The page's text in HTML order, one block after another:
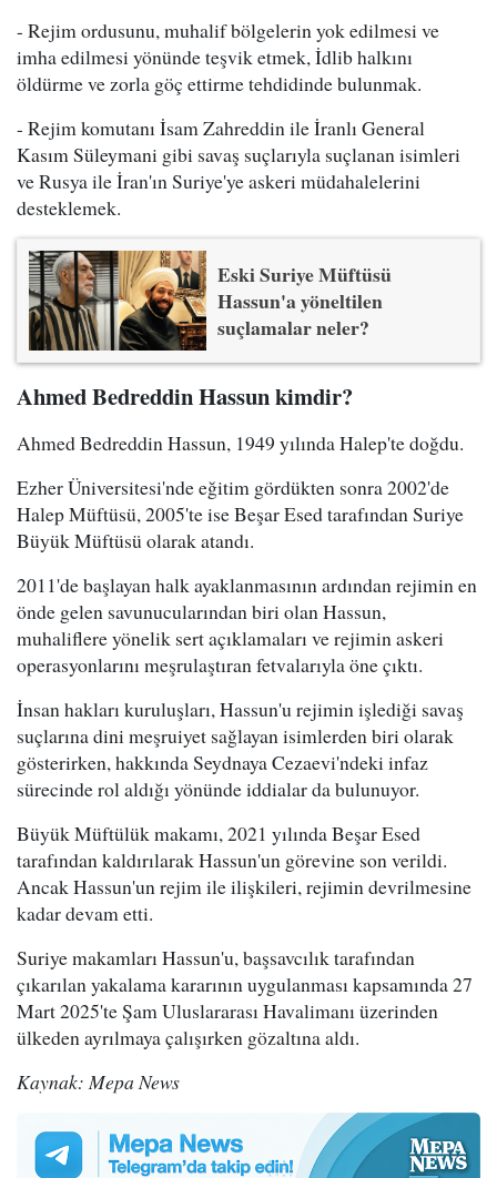
- Rejim ordusunu, muhalif bölgelerin yok edilmesi ve
imha edilmesi yönünde teşvik etmek, İdlib halkını
öldürme ve zorla göç ettirme tehdidinde bulunmak.
- Rejim komutanı İsam Zahreddin ile İranlı General
Kasım Süleymani gibi savaş suçlarıyla suçlanan isimleri
ve Rusya ile İran'ın Suriye'ye askeri müdahalelerini
desteklemek.
Eski Suriye Müftüsü
Hassun'a yöneltilen
suçlamalar neler?
Ahmed Bedreddin Hassun kimdir?
Ahmed Bedreddin Hassun, 1949 yılında Halep'te doğdu.
Ezher Üniversitesi'nde eğitim gördükten sonra 2002'de
Halep Müftüsü, 2005'te ise Beşar Esed tarafından Suriye
Büyük Müftüsü olarak atandı.
2011'de başlayan halk ayaklanmasının ardından rejimin en
önde gelen savunucularından biri olan Hassun,
muhaliflere yönelik sert açıklamaları ve rejimin askeri
operasyonlarını meşrulaştıran fetvalarıyla öne çıktı.
İnsan hakları kuruluşları, Hassun'u rejimin işlediği savaş
suçlarına dini meşruiyet sağlayan isimlerden biri olarak
gösterirken, hakkında Seydnaya Cezaevi'ndeki infaz
sürecinde rol aldığı yönünde iddialar da bulunuyor.
Büyük Müftülük makamı, 2021 yılında Beşar Esed
tarafından kaldırılarak Hassun'un görevine son verildi.
Ancak Hassun'un rejim ile ilişkileri, rejimin devrilmesine
kadar devam etti.
Suriye makamları Hassun'u, başsavcılık tarafından
çıkarılan yakalama kararının uygulanması kapsamında 27
Mart 2025'te Şam Uluslararası Havalimanı üzerinden
ülkeden ayrılmaya çalışırken gözaltına aldı.
Kaynak: Mepa News